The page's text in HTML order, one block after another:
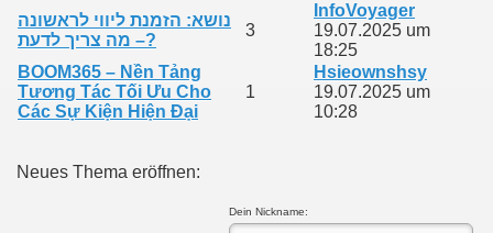
נושא: הזמנת ליווי לראשונה
– מה צריך לדעת?
3
InfoVoyager
19.07.2025 um
18:25
BOOM365 – Nền Tảng
Tương Tác Tối Ưu Cho
Các Sự Kiện Hiện Đại
1
Hsieownshsy
19.07.2025 um
10:28
Neues Thema eröffnen:
Dein Nickname: